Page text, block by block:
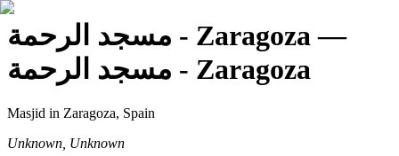
مسجد الرحمة - Zaragoza—
مسجد الرحمة - Zaragoza
Masjid in Zaragoza, Spain
Unknown, Unknown